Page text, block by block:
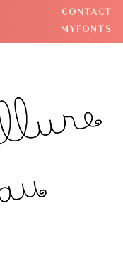
CONTACT
MYFONTS
BACK